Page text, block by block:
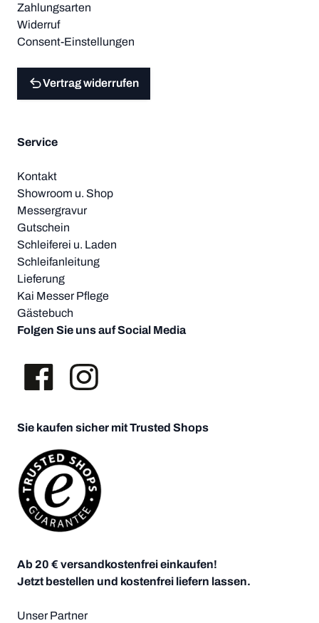
Zahlungsarten
Widerruf
Consent-Einstellungen
Vertrag widerrufen
Service
Kontakt
Showroom u. Shop
Messergravur
Gutschein
Schleiferei u. Laden
Schleifanleitung
Lieferung
Kai Messer Pflege
Gästebuch
Folgen Sie uns auf Social Media
Sie kaufen sicher mit Trusted Shops
Ab 20 € versandkostenfrei einkaufen!
Jetzt bestellen und kostenfrei liefern lassen.
Unser Partner